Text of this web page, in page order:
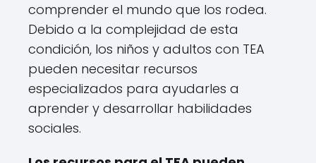
comprender el mundo que los rodea.
Debido a la complejidad de esta
condición, los niños y adultos con TEA
pueden necesitar recursos
especializados para ayudarles a
aprender y desarrollar habilidades
sociales.